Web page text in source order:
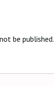
be published.